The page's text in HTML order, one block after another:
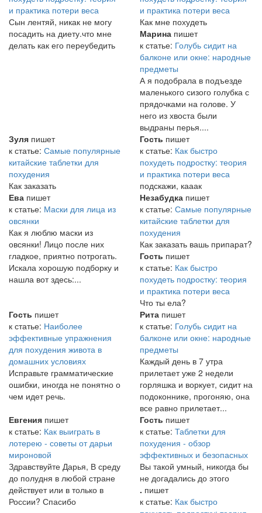
и практика потери веса
Сын лентяй, никак не могу
посадить на диету.что мне
делать как его переубедить
и практика потери веса
Как мне похудеть
Марина пишет
к статье: Голубь сидит на
балконе или окне: народные
предметы
А я подобрала в подъезде
маленького сизого голубка с
прядочками на голове. У
него из хвоста были
выдраны перья....
Зуля пишет
к статье: Самые популярные
китайские таблетки для
похудения
Как заказать
Гость пишет
к статье: Как быстро
похудеть подростку: теория
и практика потери веса
подскажи, кааак
Ева пишет
к статье: Маски для лица из
овсянки
Как я люблю маски из
овсянки! Лицо после них
гладкое, приятно потрогать.
Искала хорошую подборку и
нашла вот здесь:...
Незабудка пишет
к статье: Самые популярные
китайские таблетки для
похудения
Как заказать вашь припарат?
Гость пишет
к статье: Как быстро
похудеть подростку: теория
и практика потери веса
Что ты ела?
Гость пишет
к статье: Наиболее
эффективные упражнения
для похудения живота в
домашних условиях
Исправьте грамматические
ошибки, иногда не понятно о
чем идет речь.
Рита пишет
к статье: Голубь сидит на
балконе или окне: народные
предметы
Каждый день в 7 утра
прилетает уже 2 недели
горляшка и воркует, сидит на
подоконнике, прогоняю, она
все равно прилетает...
Евгения пишет
к статье: Как выиграть в
лотерею - советы от дарьи
мироновой
Здравствуйте Дарья, В среду
до полудня в любой стране
действует или в только в
России? Спасибо
Гость пишет
к статье: Таблетки для
похудения - обзор
эффективных и безопасных
Вы такой умный, никогда бы
не догадались до этого
. пишет
к статье: Как быстро